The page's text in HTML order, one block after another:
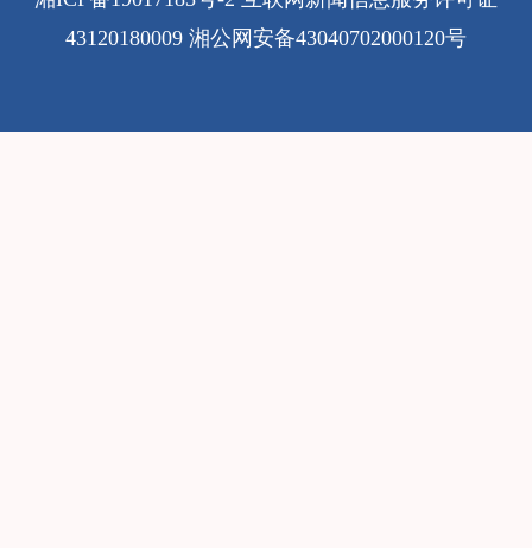
43120180009 湘公网安备43040702000120号